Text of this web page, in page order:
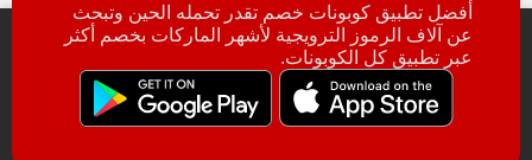
أفضل تطبيق كوبونات خصم تقدر تحمله الحين وتبحث
عن آلاف الرموز الترويجية لأشهر الماركات بخصم أكثر
عبر تطبيق كل الكوبونات.